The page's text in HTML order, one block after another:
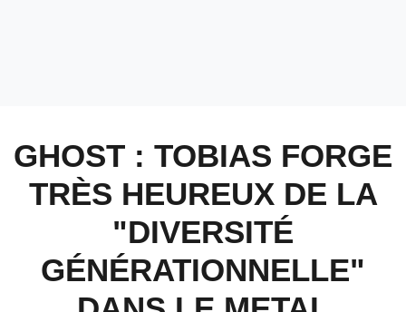
GHOST : TOBIAS FORGE
TRÈS HEUREUX DE LA
"DIVERSITÉ
GÉNÉRATIONNELLE"